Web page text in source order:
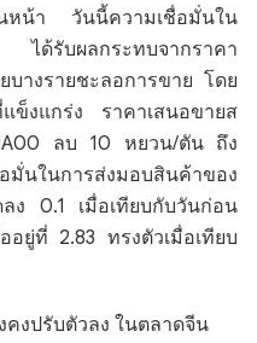
หน้า วันนี้ความเชื่อมั่นใน
ด้รับผลกระทบจากราคา
บางรายชะลอการขาย โดย
ข็งแกร่ง ราคาเสนอขายส
ลบ 10 หยวน/ตัน ถึง
นในการส่งมอบสินค้าของ
ง 0.1 เมื่อเทียบกับวันก่อน
ยู่ที่ 2.83 ทรงตัวเมื่อเทียบ
คงปรับตัวลง ในตลาดจีน